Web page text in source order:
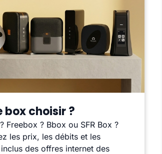
box choisir ?
Freebox ? Bbox ou SFR Box ?
les prix, les débits et les
des offres internet des